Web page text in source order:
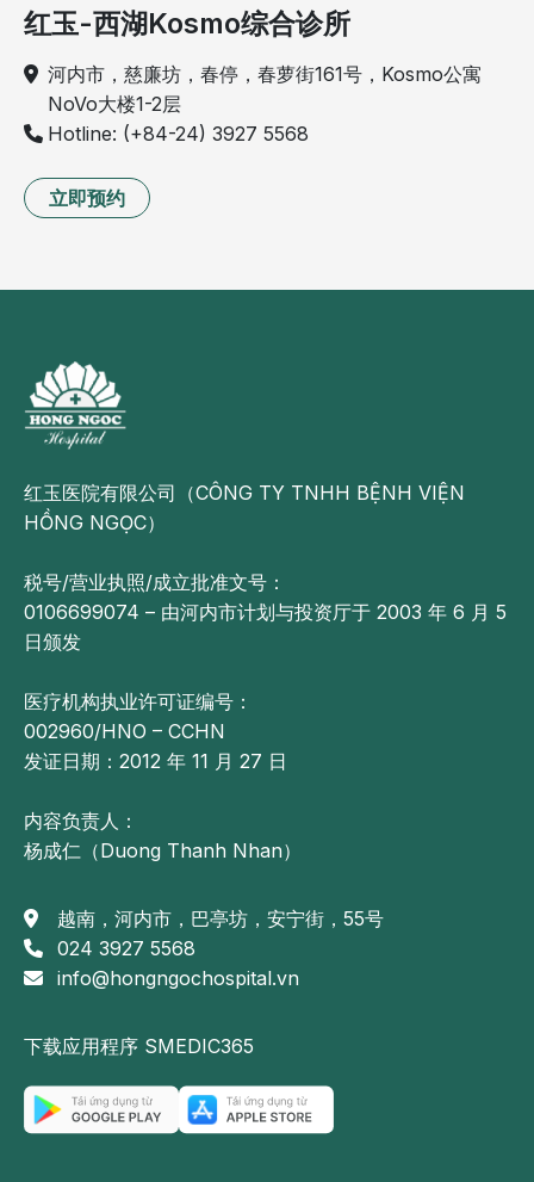
红玉-西湖Kosmo综合诊所
河内市，慈廉坊，春停，春萝街161号，Kosmo公寓
NoVo大楼1-2层
Hotline: (+84-24) 3927 5568
立即预约
红玉医院有限公司（CÔNG TY TNHH BỆNH VIỆN
HỒNG NGỌC）
税号/营业执照/成立批准文号：
0106699074 – 由河内市计划与投资厅于 2003 年 6 月 5
日颁发
医疗机构执业许可证编号：
002960/HNO – CCHN
发证日期：2012 年 11 月 27 日
内容负责人：
杨成仁（Duong Thanh Nhan）
越南，河内市，巴亭坊，安宁街，55号
024 3927 5568
info@hongngochospital.vn
下载应用程序 SMEDIC365